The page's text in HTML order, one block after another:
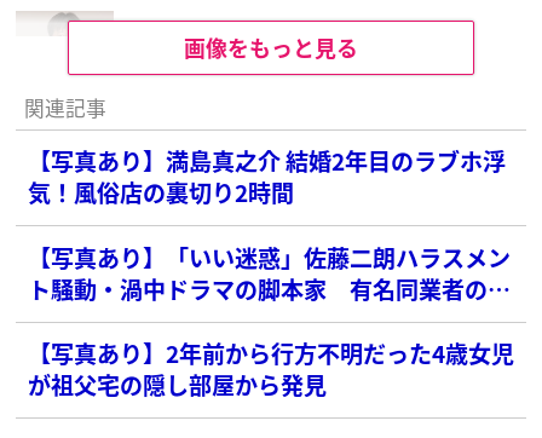
画像をもっと見る
関連記事
【写真あり】満島真之介 結婚2年目のラブホ浮
気！風俗店の裏切り2時間
【写真あり】「いい迷惑」佐藤二朗ハラスメン
ト騒動・渦中ドラマの脚本家 有名同業者の話
題呼ぶ“持論”に反発「あなたたちの現場ではな
い」
【写真あり】2年前から行方不明だった4歳女児
が祖父宅の隠し部屋から発見